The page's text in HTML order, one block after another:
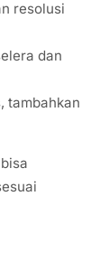
resolusi
dan
tambahkan